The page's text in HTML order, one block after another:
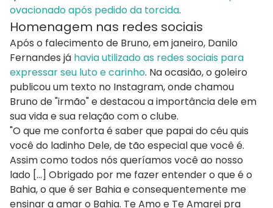
ovacionado após pedido da torcida.
Homenagem nas redes sociais
Após o falecimento de Bruno, em janeiro, Danilo
Fernandes já havia utilizado as redes sociais para
expressar seu luto e carinho. Na ocasião, o goleiro
publicou um texto no Instagram, onde chamou
Bruno de "irmão" e destacou a importância dele em
sua vida e sua relação com o clube.
"O que me conforta é saber que papai do céu quis
você do ladinho Dele, de tão especial que você é.
Assim como todos nós queríamos você ao nosso
lado [...] Obrigado por me fazer entender o que é o
Bahia, o que é ser Bahia e consequentemente me
ensinar a amar o Bahia. Te Amo e Te Amarei pra